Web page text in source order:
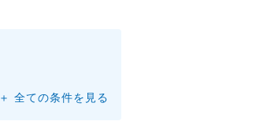
＋ 全ての条件を見る